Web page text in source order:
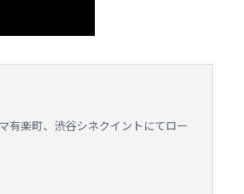
有楽町、渋谷シネクイントにてロー